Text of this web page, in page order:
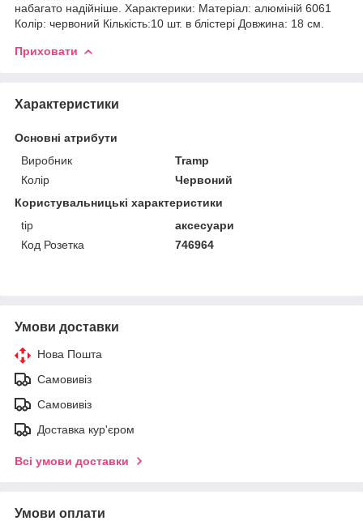
набагато надійніше. Характерики: Матеріал: алюміній 6061
Колір: червоний Кількість:10 шт. в блістері Довжина: 18 см.
Приховати
Характеристики
Основні атрибути
Виробник
Tramp
Колір
Червоний
Користувальницькі характеристики
tip
аксесуари
Код Розетка
746964
Умови доставки
Нова Пошта
Самовивіз
Самовивіз
Доставка кур'єром
Всі умови доставки
Умови оплати